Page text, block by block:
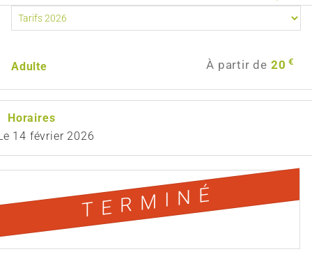
Adulte À partir de 20 €
Horaires
14 février 2026
TERMINÉ